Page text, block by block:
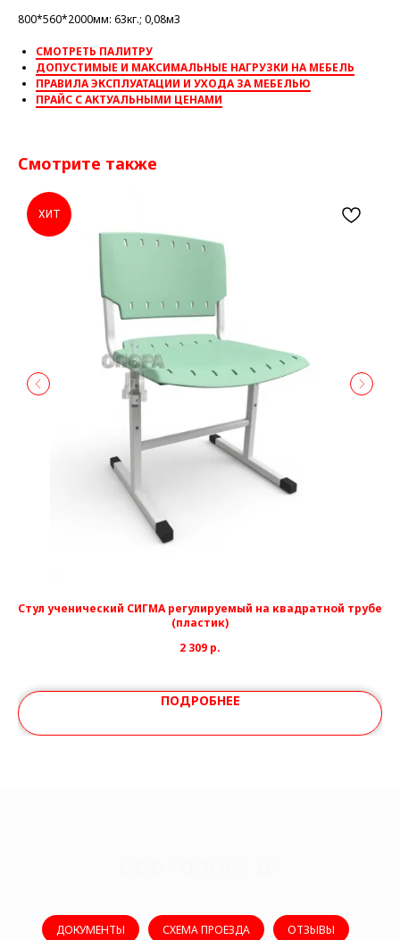
800*560*2000мм: 63кг.; 0,08м3
СМОТРЕТЬ ПАЛИТРУ
ДОПУСТИМЫЕ И МАКСИМАЛЬНЫЕ НАГРУЗКИ НА МЕБЕЛЬ
ПРАВИЛА ЭКСПЛУАТАЦИИ И УХОДА ЗА МЕБЕЛЬЮ
ПРАЙС С АКТУАЛЬНЫМИ ЦЕНАМИ
Смотрите также
ХИТ
Стул ученический СИГМА регулируемый на квадратной трубе
(пластик)
2 309 р.
ПОДРОБНЕЕ
ДОКУМЕНТЫ СХЕМА ПРОЕЗДА ОТЗЫВЫ